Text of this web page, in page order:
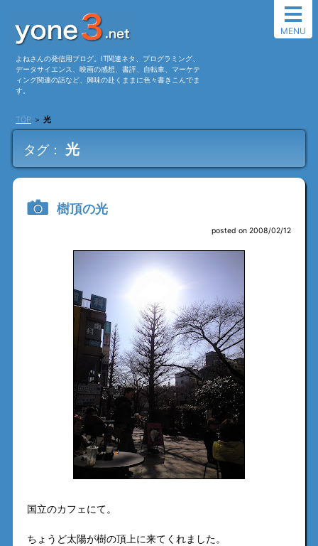
よねさんの発信用ブログ。IT関連ネタ、プログラミング、
データサイエンス、映画の感想、書評、自転車、マーケテ
ィング関連の話など、興味の赴くままに色々書きこんでま
す。
TOP ＞ 光
MENU
タグ： 光
樹頂の光
posted on 2008/02/12
国立のカフェにて。
ちょうど太陽が樹の頂上に来てくれました。